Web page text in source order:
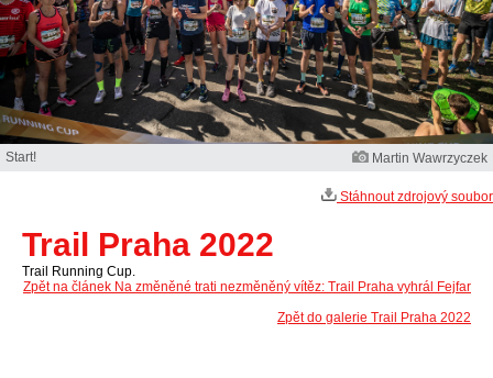
Start! Martin Wawrzyczek
Stáhnout zdrojový soubor
Trail Praha 2022
Trail Running Cup.
Zpět na článek Na změněné trati nezměněný vítěz: Trail Praha vyhrál Fejfar
Zpět do galerie Trail Praha 2022